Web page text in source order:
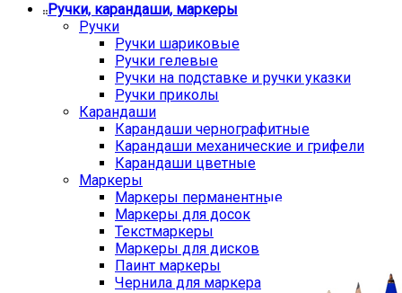
Ручки, карандаши, маркеры
Ручки
Ручки шариковые
Ручки гелевые
Ручки на подставке и ручки указки
Ручки приколы
Карандаши
Карандаши чернографитные
Карандаши механические и грифели
Карандаши цветные
Маркеры
Маркеры перманентные
Маркеры для досок
Текстмаркеры
Маркеры для дисков
Паинт маркеры
Чернила для маркера